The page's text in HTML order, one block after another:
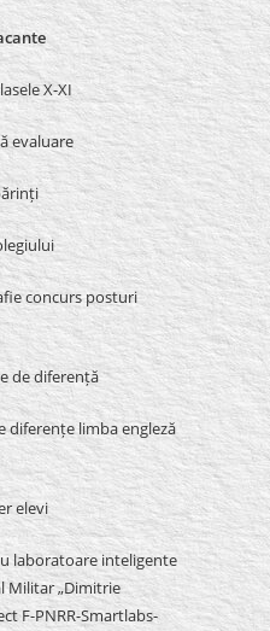
X-XI
evaluare
concurs posturi
de diferență
diferențe limba engleză
elevi
laboratoare inteligente
Militar „Dimitrie
F-PNRR-Smartlabs-